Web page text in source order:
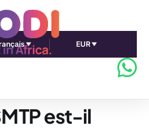
EUR
est-il